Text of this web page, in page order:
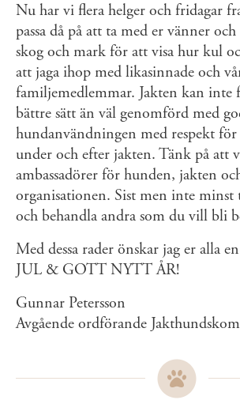
Nu har vi flera helger och fridagar
passa då på att ta med er vänner
skog och mark för att visa hur kul
att jaga ihop med likasinnade och
familjemedlemmar. Jakten kan inte
bättre sätt än väl genomförd med
hundanvändningen med respekt
under och efter jakten. Tänk på att
ambassadörer för hunden, jakten
organisationen. Sist men inte minst
och behandla andra som du vill bli
Med dessa rader önskar jag er alla
JUL & GOTT NYTT ÅR!
Gunnar Petersson
Avgående ordförande